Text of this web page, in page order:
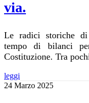
via.
Le radici storiche
tempo di bilanci
Costituzione. Tra
leggi
24 Marzo 2025